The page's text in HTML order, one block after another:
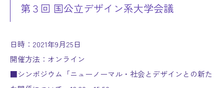
第３回 国公立デザイン系大学会議
日時：2021年9月25日
開催方法：オンライン
■シンポジウム「ニューノーマル・社会とデザインとの新た